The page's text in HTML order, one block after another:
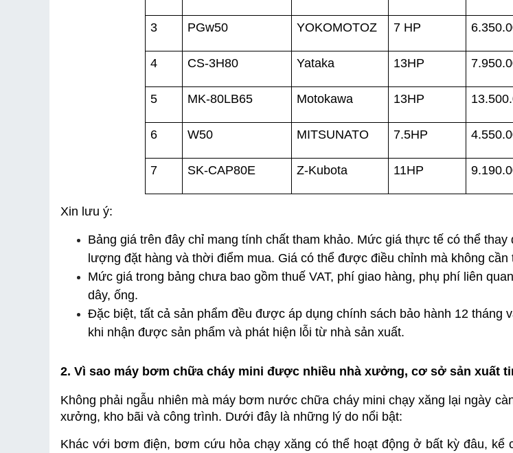
3 PGw50 YOKOMOTOZ 7 HP
4 CS-3H80 Yataka 13HP
5 MK-80LB65 Motokawa 13HP
6 W50 MITSUNATO 7.5HP
7 SK-CAP80E Z-Kubota 11HP
Xin lưu ý:
Bảng giá trên đây chỉ mang tính chất tham khảo. Mức giá thực tế có thể thay
lượng đặt hàng và thời điểm mua. Giá có thể được điều chỉnh mà không
Mức giá trong bảng chưa bao gồm thuế VAT, phí giao hàng, phụ phí liên
dây, ống.
Đặc biệt, tất cả sản phẩm đều được áp dụng chính sách bảo hành 12 tháng
khi nhận được sản phẩm và phát hiện lỗi từ nhà sản xuất.
2. Vì sao máy bơm chữa cháy mini được nhiều nhà xưởng, cơ sở sản xuất
Không phải ngẫu nhiên mà máy bơm nước chữa cháy mini chạy xăng lại ngày
xưởng, kho bãi và công trình. Dưới đây là những lý do nổi bật:
Khác với bơm điện, bơm cứu hỏa chạy xăng có thể hoạt động ở bất kỳ đâu, kể